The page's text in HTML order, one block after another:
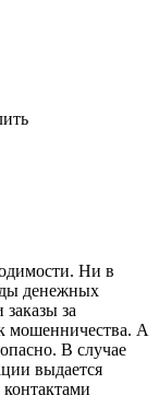
Ни в
денежных
за
мошенничества. А
В случае
выдается